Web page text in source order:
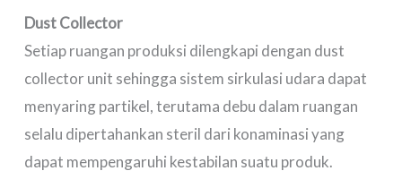
Dust Collector
Setiap ruangan produksi dilengkapi dengan dust
collector unit sehingga sistem sirkulasi udara dapat
menyaring partikel, terutama debu dalam ruangan
selalu dipertahankan steril dari konaminasi yang
dapat mempengaruhi kestabilan suatu produk.